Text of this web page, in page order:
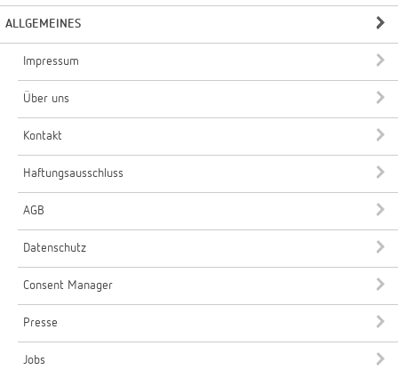
ALLGEMEINES
Impressum
Über uns
Kontakt
Haftungsausschluss
AGB
Datenschutz
Consent Manager
Presse
Jobs